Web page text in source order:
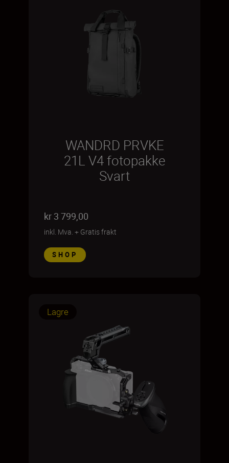
WANDRD PRVKE
21L V4 fotopakke
Svart
kr 3 799,00
inkl. Mva. + Gratis frakt
SHOP
Lagre